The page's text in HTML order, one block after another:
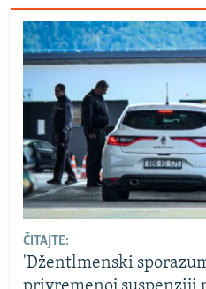
ČITAJTE:
'Džentlmenski